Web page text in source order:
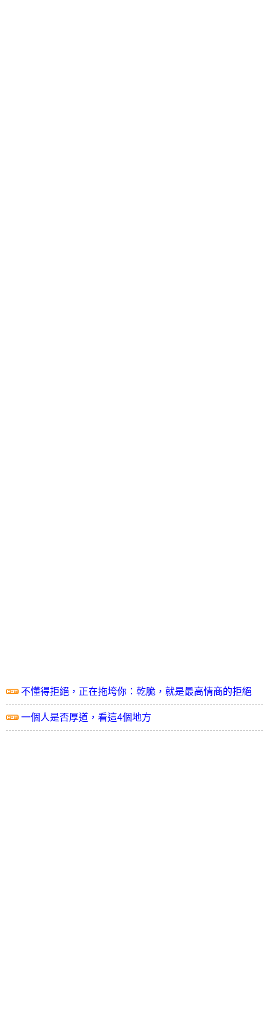
不懂得拒絕，正在拖垮你：乾脆，就是最高情商的拒絕
一個人是否厚道，看這4個地方